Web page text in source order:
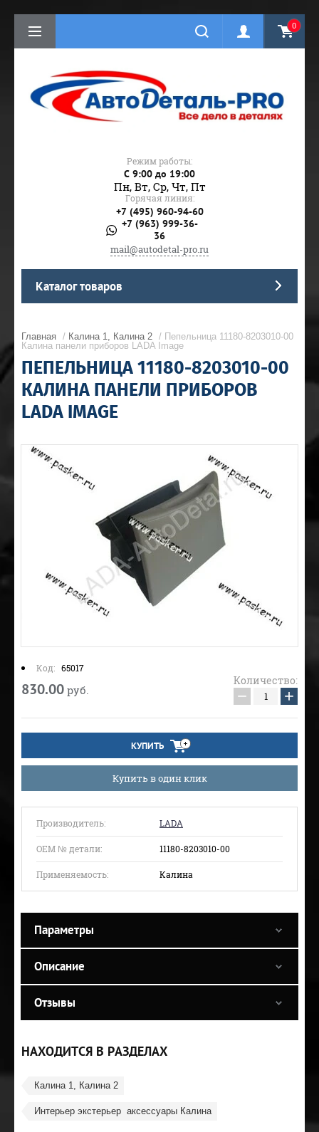
0
Режим работы:
C 9:00 до 19:00
Пн, Вт, Ср, Чт, Пт
Горячая линия:
+7 (495) 960-94-60
+7 (963) 999-36-
36
mail@autodetal-pro.ru
Каталог товаров
Главная / Калина 1, Калина 2 / Пепельница 11180-8203010-00
Калина панели приборов LADA Image
ПЕПЕЛЬНИЦА 11180-8203010-00
КАЛИНА ПАНЕЛИ ПРИБОРОВ
LADA IMAGE
Код: 65017
830.00 руб.
Количество:
− +
КУПИТЬ
Купить в один клик
Производитель: LADA
ОЕМ № детали: 11180-8203010-00
Применяемость: Калина
Параметры
Описание
Отзывы
НАХОДИТСЯ В РАЗДЕЛАХ
Калина 1, Калина 2
Интерьер экстерьер  аксессуары Калина